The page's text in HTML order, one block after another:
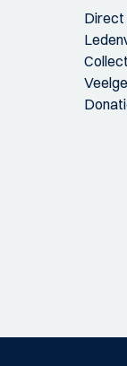
Direct